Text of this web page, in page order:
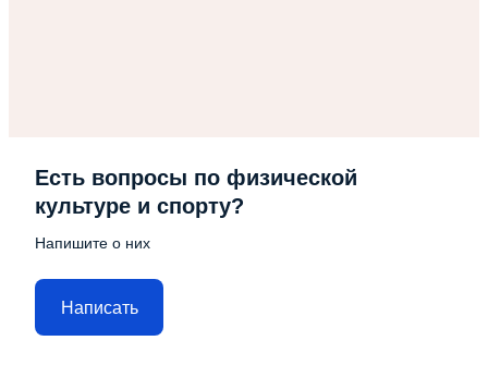
Есть вопросы по физической
культуре и спорту?
Напишите о них
Написать